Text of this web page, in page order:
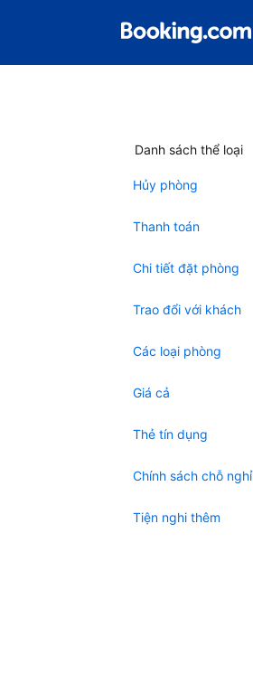
Danh sách thể loại
Hủy phòng
Thanh toán
Chi tiết đặt phòng
Trao đổi với khách
Các loại phòng
Giá cả
Thẻ tín dụng
Chính sách chỗ nghỉ
Tiện nghi thêm